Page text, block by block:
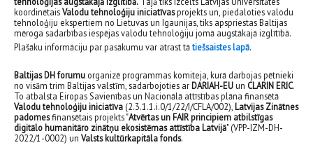
koordinētaisValodu tehnoloģiju iniciatīvasprojekts un, piedaloties valodu
tehnoloģiju ekspertiem no Lietuvas un Igaunijas, tiks apspriestas Baltijas
mēroga sadarbības iespējas valodu tehnoloģiju jomā augstākajā izglītībā.
Plašāku informāciju par pasākumu var atrast tātiešsaistes lapā.
Baltijas DH forumu organizē programmas komiteja, kurā darbojas pētnieki
no visām trim Baltijas valstīm, sadarbojoties ar DARIAH-EUun CLARIN ERIC.
To atbalsta Eiropas Savienības un Nacionālā attīstības plāna finansētā
Valodu tehnoloģiju iniciatīva (2.3.1.1.i.0/1/22/I/CFLA/002), Latvijas Zinātnes
padomesfinansētais projekts "Atvērtas un FAIR principiem atbilstīgas
digitālo humanitāro zinātņu ekosistēmas attīstība Latvijā" (VPP-IZM-DH-
2022/1-0002) un Valsts kultūrkapitāla fonds.